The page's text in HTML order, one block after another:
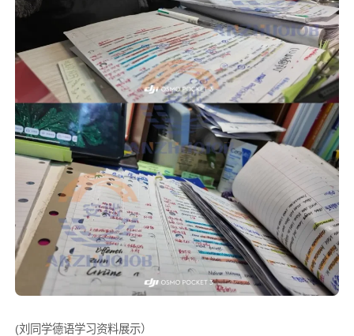
(刘同学德语学习资料展示）